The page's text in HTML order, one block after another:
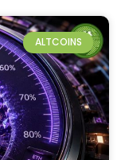
ALTCOINS